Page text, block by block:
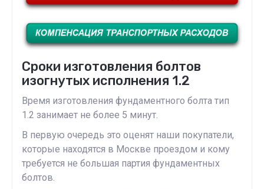
Сроки изготовления болтов
изогнутых исполнения 1.2
Время изготовления фундаментного болта тип
1.2 занимает не более 5 минут.
В первую очередь это оценят наши покупатели,
которые находятся в Москве проездом и кому
требуется не большая партия фундаментных
болтов.